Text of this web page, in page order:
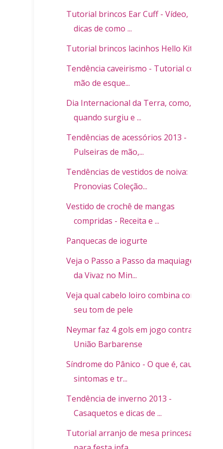
Tutorial brincos Ear Cuff - Vídeo,
dicas de como ...
Tutorial brincos lacinhos Hello Kitty
Tendência caveirismo - Tutorial colar
mão de esque...
Dia Internacional da Terra, como,
quando surgiu e ...
Tendências de acessórios 2013 -
Pulseiras de mão,...
Tendências de vestidos de noiva:
Pronovias Coleção...
Vestido de crochê de mangas
compridas - Receita e ...
Panquecas de iogurte
Veja o Passo a Passo da maquiagem
da Vivaz no Min...
Veja qual cabelo loiro combina com
seu tom de pele
Neymar faz 4 gols em jogo contra
União Barbarense
Síndrome do Pânico - O que é, causa,
sintomas e tr...
Tendência de inverno 2013 -
Casaquetos e dicas de ...
Tutorial arranjo de mesa princesas